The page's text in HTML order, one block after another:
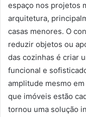
espaço nos projetos
arquitetura,
casas menores. O
reduzir objetos ou
das cozinhas é criar
funcional e
amplitude mesmo
que imóveis estão
tornou uma solução